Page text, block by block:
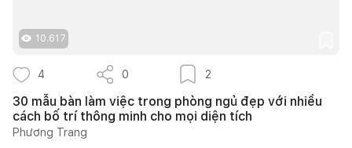
10.617
4 0 2
30 mẫu bàn làm việc trong phòng ngủ đẹp với nhiều
cách bố trí thông minh cho mọi diện tích
Phương Trang